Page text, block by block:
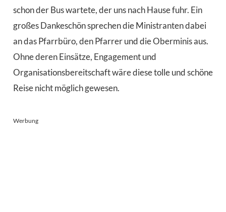
schon der Bus wartete, der uns nach Hause fuhr. Ein
großes Dankeschön sprechen die Ministranten dabei
an das Pfarrbüro, den Pfarrer und die Oberminis aus.
Ohne deren Einsätze, Engagement und
Organisationsbereitschaft wäre diese tolle und schöne
Reise nicht möglich gewesen.
Werbung